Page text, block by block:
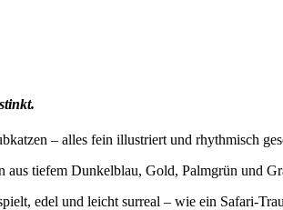
– alles fein illustriert und rhythmisch
aus tiefem Dunkelblau, Gold, Palmgrün und
edel und leicht surreal – wie ein Safari-